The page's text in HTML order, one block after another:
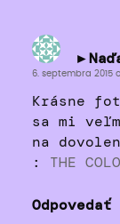
6. septembra 2015
Krásne
sa mi
na
: THE
Odpovedať